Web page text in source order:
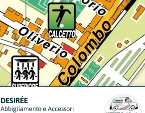
VUEMME FAST SERVICE
Servizi Postali e Spedizioni